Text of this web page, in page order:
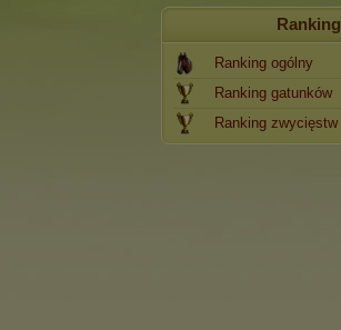
Ranking
Ranking ogólny
Ranking gatunków
Ranking zwycięstw